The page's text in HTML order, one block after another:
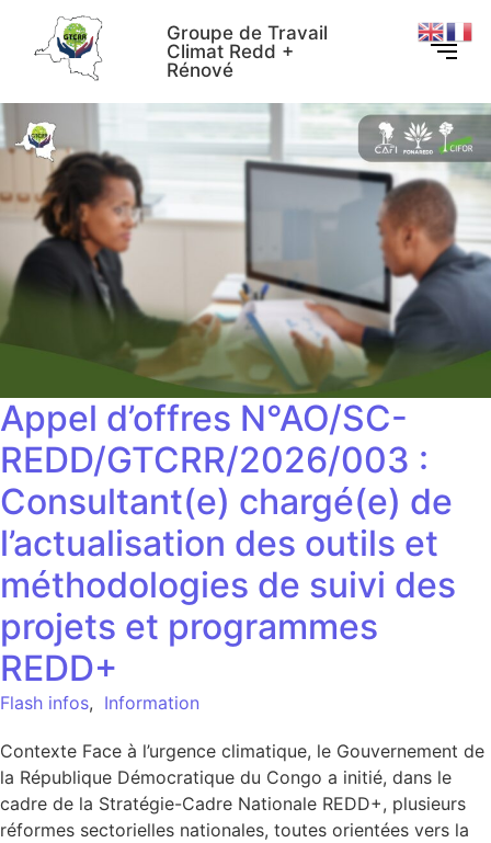
Groupe de Travail
Climat Redd +
Rénové
Appel d’offres N°AO/SC-
REDD/GTCRR/2026/003 :
Consultant(e) chargé(e) de
l’actualisation des outils et
méthodologies de suivi des
projets et programmes
REDD+
Flash infos, Information
Contexte Face à l’urgence climatique, le Gouvernement de
la République Démocratique du Congo a initié, dans le
cadre de la Stratégie-Cadre Nationale REDD+, plusieurs
réformes sectorielles nationales, toutes orientées vers la